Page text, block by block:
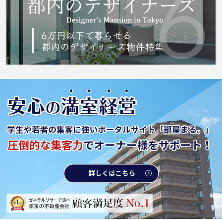
在家の近くでお部屋探しをしている方は、当社
までお問い合わせください。